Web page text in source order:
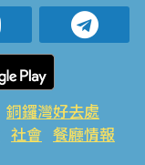
銅鑼灣好去處
社會 餐廳情報